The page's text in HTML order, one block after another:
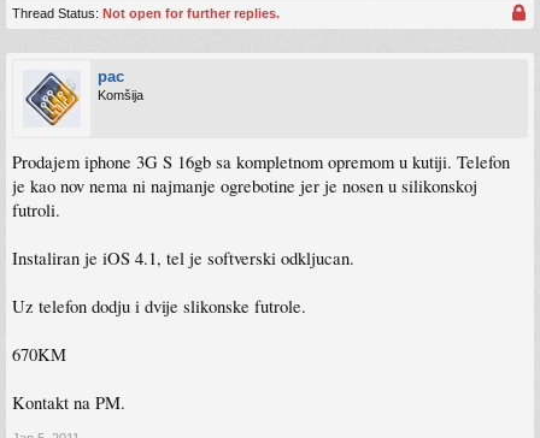
Thread Status: Not open for further replies.
pac
Komšija
Prodajem iphone 3G S 16gb sa kompletnom opremom u kutiji. Telefon
je kao nov nema ni najmanje ogrebotine jer je nosen u silikonskoj
futroli.
Instaliran je iOS 4.1, tel je softverski odkljucan.
Uz telefon dodju i dvije slikonske futrole.
670KM
Kontakt na PM.